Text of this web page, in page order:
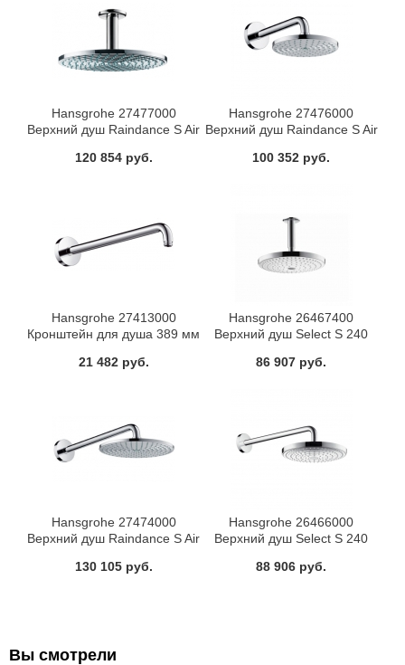
Hansgrohe 27477000
Верхний душ Raindance S Air
120 854 руб.
Hansgrohe 27476000
Верхний душ Raindance S Air
100 352 руб.
Hansgrohe 27413000
Кронштейн для душа 389 мм
21 482 руб.
Hansgrohe 26467400
Верхний душ Select S 240
86 907 руб.
Hansgrohe 27474000
Верхний душ Raindance S Air
130 105 руб.
Hansgrohe 26466000
Верхний душ Select S 240
88 906 руб.
Вы смотрели